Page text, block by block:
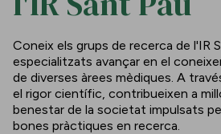
Coneix els grups de recerca de l'IR
especialitzats avançar en el
de diverses àrees mèdiques. A
el rigor científic, contribueixen a
benestar de la societat impulsats
bones pràctiques en recerca.